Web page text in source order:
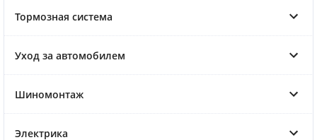
Тормозная система
Уход за автомобилем
Шиномонтаж
Электрика